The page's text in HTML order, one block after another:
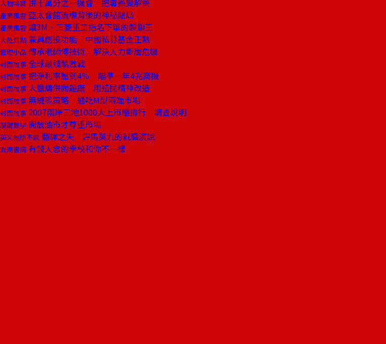
人物特寫 拚十萬分之一機會 把毒藥變解藥
產業風雲 亞太會館流標背後的神秘賭局
產業風雲 讓3M、三菱重工指名下單的製鎖王
大陸焦點 兼具創投功能 中國私募基金正熱
管理小品 傳承老師傅技術 解決人力斷層危機
封面故事 全球最殘酷激戰
封面故事 把淨利率壓到4％ 瞄準一年4兆商機
封面故事 大膽購併問題廠 用殖民精神改造
封面故事 無縫隙策略 通吃M型兩端市場
封面故事 2007兩岸三地1000大上市櫃排行 調查說明
關鍵數字 開放油市才尊重市場
英文無所不談 翻譯之失 評馬英九的就職演說
商周書摘 有錢人念的學校和你不一樣